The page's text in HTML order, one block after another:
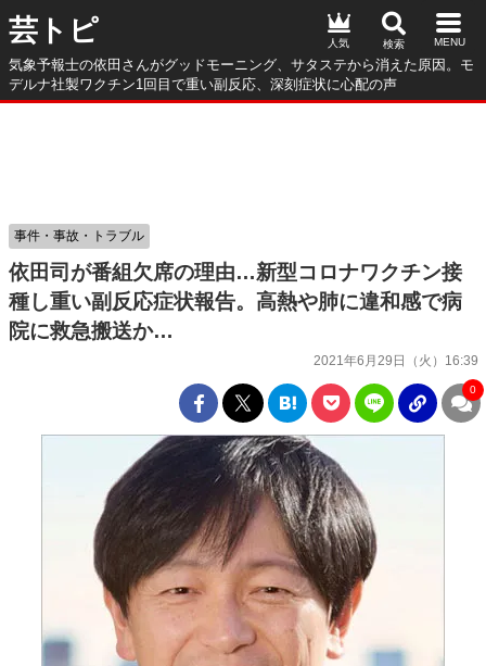
芸トピ
気象予報士の依田さんがグッドモーニング、サタステから消えた原因。モ
デルナ社製ワクチン1回目で重い副反応、深刻症状に心配の声
人気
依田司が番組欠席の理由…新型コロナワクチン接
種し重い副反応症状報告。高熱や肺に違和感で病
院に救急搬送か…
2021年6月29日（火）16:39
事件・事故・トラブル
0